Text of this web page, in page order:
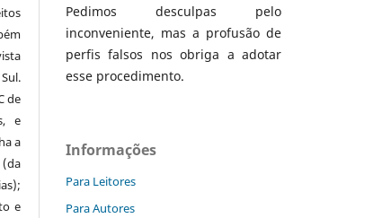
de
e
a
e
Pedimos desculpas pelo
inconveniente, mas a profusão de
perfis falsos nos obriga a adotar
esse procedimento.
Informações
Para Leitores
Para Autores